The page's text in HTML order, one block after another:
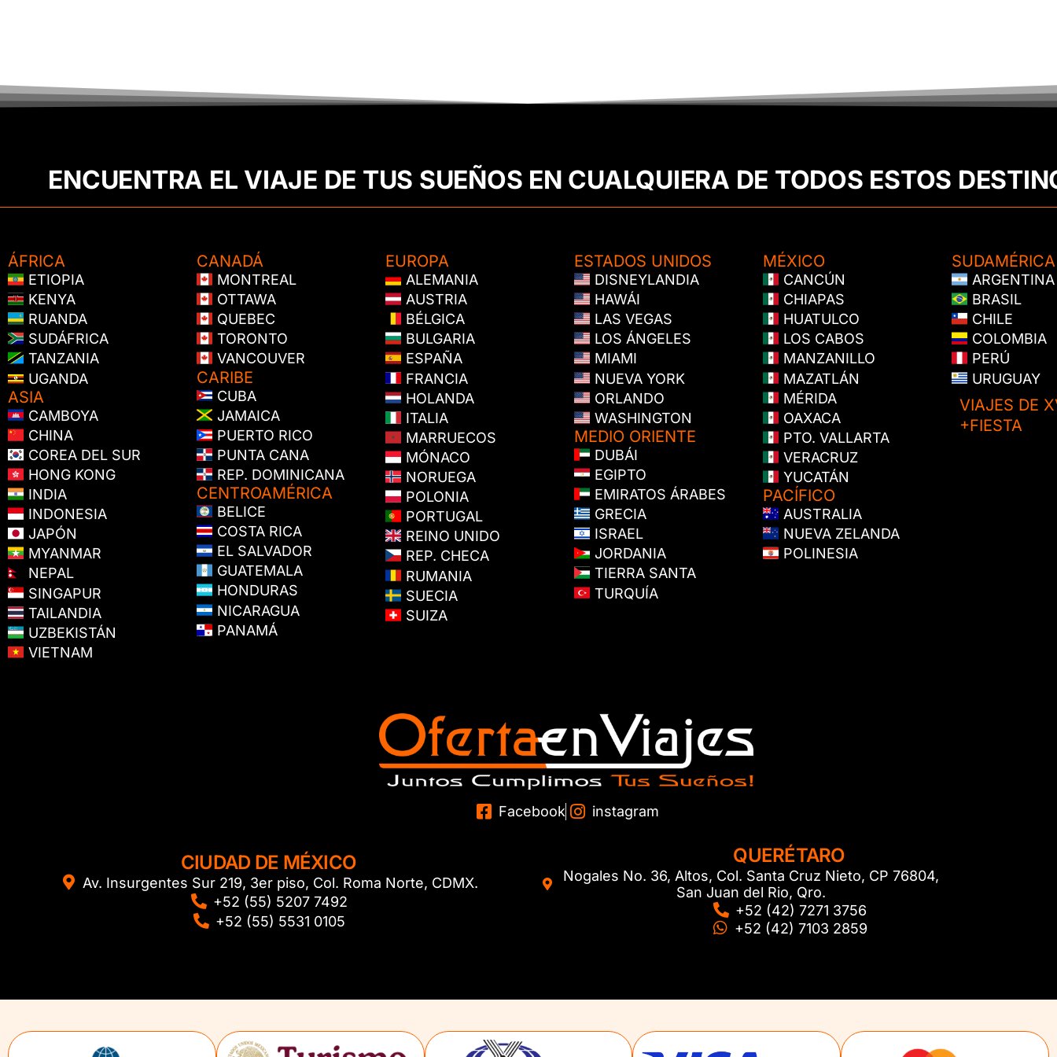
ENCUENTRA EL VIAJE DE TUS SUEÑOS EN CUALQUIERA DE TODOS ESTOS
ÁFRICA
ETIOPIA
KENYA
RUANDA
SUDÁFRICA
TANZANIA
UGANDA
ASIA
CAMBOYA
CHINA
COREA DEL SUR
HONG KONG
INDIA
INDONESIA
JAPÓN
MYANMAR
NEPAL
SINGAPUR
TAILANDIA
UZBEKISTÁN
VIETNAM
CANADÁ
MONTREAL
OTTAWA
QUEBEC
TORONTO
VANCOUVER
CARIBE
CUBA
JAMAICA
PUERTO RICO
PUNTA CANA
REP. DOMINICANA
CENTROAMÉRICA
BELICE
COSTA RICA
EL SALVADOR
GUATEMALA
HONDURAS
NICARAGUA
PANAMÁ
EUROPA
ALEMANIA
AUSTRIA
BÉLGICA
BULGARIA
ESPAÑA
FRANCIA
HOLANDA
ITALIA
MARRUECOS
MÓNACO
NORUEGA
POLONIA
PORTUGAL
REINO UNIDO
REP. CHECA
RUMANIA
SUECIA
SUIZA
ESTADOS UNIDOS
DISNEYLANDIA
HAWÁI
LAS VEGAS
LOS ÁNGELES
MIAMI
NUEVA YORK
ORLANDO
WASHINGTON
MEDIO ORIENTE
DUBÁI
EGIPTO
EMIRATOS ÁRABES
GRECIA
ISRAEL
JORDANIA
TIERRA SANTA
TURQUÍA
MÉXICO
CANCÚN
CHIAPAS
HUATULCO
LOS CABOS
MANZANILLO
MAZATLÁN
MÉRIDA
OAXACA
PTO. VALLARTA
VERACRUZ
YUCATÁN
PACÍFICO
AUSTRALIA
NUEVA ZELANDA
POLINESIA
SUDAMÉRICA
ARGENTINA
BRASIL
CHILE
COLOMBIA
PERÚ
URUGUAY
VIAJES DE
+FIESTA
Facebook instagram
CIUDAD DE MÉXICO
Av. Insurgentes Sur 219, 3er piso, Col. Roma Norte, CDMX.
+52 (55) 5207 7492
+52 (55) 5531 0105
QUERÉTARO
Nogales No. 36, Altos, Col. Santa Cruz Nieto, CP 76804,
San Juan del Rio, Qro.
+52 (42) 7271 3756
+52 (42) 7103 2859